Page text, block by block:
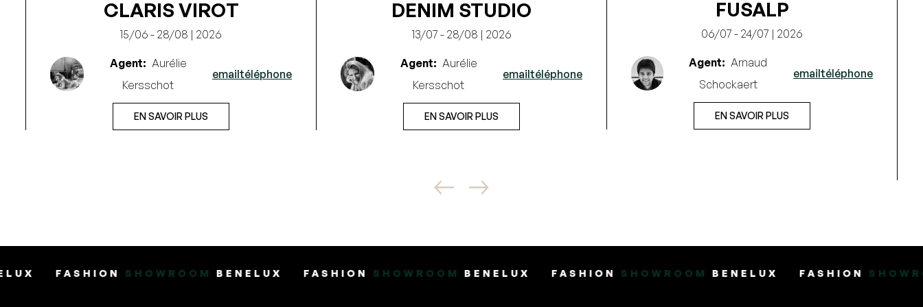
CLARIS VIROT
15/06 - 28/08 | 2026
Agent: Aurélie
Kersschot
emailtéléphone
EN SAVOIR PLUS
DENIM STUDIO
13/07 - 28/08 | 2026
Agent: Aurélie
Kersschot
emailtéléphone
EN SAVOIR PLUS
FUSALP
06/07 - 24/07 | 2026
Agent: Arnaud
Schockaert
emailtéléphone
EN SAVOIR PLUS
SHOWROOMBENELUX FASHIONSHOWROOMBENELUX FASHIONSHOWROOMBENELUX FASHIONSHOWROOM